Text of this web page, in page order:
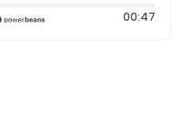
0 segundos 00:47